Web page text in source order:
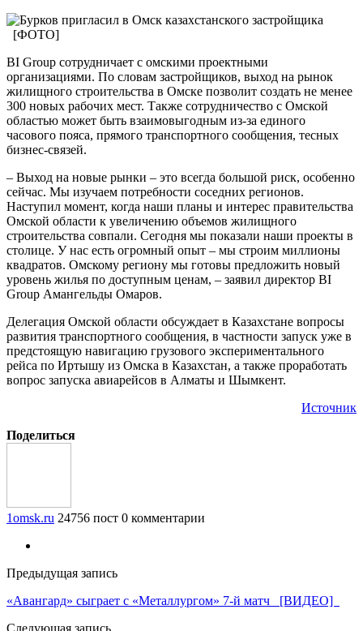
BI Group сотрудничает с омскими проектными
организациями. По словам застройщиков, выход на рынок
жилищного строительства в Омске позволит создать не менее
300 новых рабочих мест. Также сотрудничество с Омской
областью может быть взаимовыгодным из-за единого
часового пояса, прямого транспортного сообщения, тесных
бизнес-связей.
– Выход на новые рынки – это всегда большой риск, особенно
сейчас. Мы изучаем потребности соседних регионов.
Наступил момент, когда наши планы и интерес правительства
Омской области к увеличению объемов жилищного
строительства совпали. Сегодня мы показали наши проекты в
столице. У нас есть огромный опыт – мы строим миллионы
квадратов. Омскому региону мы готовы предложить новый
уровень жилья по доступным ценам, – заявил директор BI
Group Амангельды Омаров.
Делегация Омской области обсуждает в Казахстане вопросы
развития транспортного сообщения, в частности запуск уже в
предстоящую навигацию грузового экспериментального
рейса по Иртышу из Омска в Казахстан, а также проработать
вопрос запуска авиарейсов в Алматы и Шымкент.
Источник
Поделиться
1omsk.ru 24756 пост 0 комментарии
Предыдущая запись
«Авангард» сыграет с «Металлургом» 7-й матч [ВИДЕО]
Следующая запись